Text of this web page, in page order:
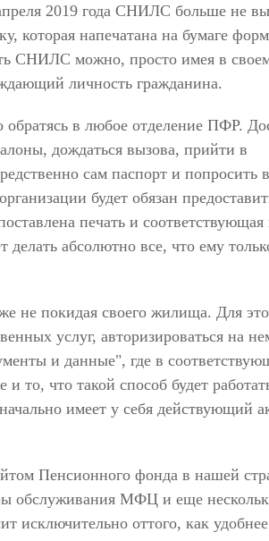
2019 года СНИЛС больше не
которая напечатана на бумаге
СНИЛС можно, просто имея в
личность гражданина.
в любое отделение ПФР.
дождаться вызова, прийти в
сам паспорт и попросить
будет обязан
печать и
абсолютно все, что ему
покидая своего жилища. Для
услуг, авторизироваться на
и данные", где в
то, что такой способ будет
имеет у себя действующий
Пенсионного фонда в нашей
обслуживания МФЦ и еще
исключительно оттого, как